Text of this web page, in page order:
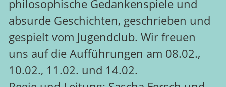
philosophische Gedankenspiele und
absurde Geschichten, geschrieben und
gespielt vom Jugendclub. Wir freuen
uns auf die Aufführungen am 08.02.,
10.02., 11.02. und 14.02.